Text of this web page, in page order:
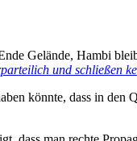
Gelände, Hambi
und schließen
könnte, dass in